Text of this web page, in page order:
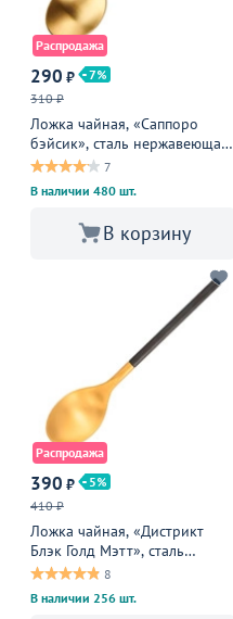
Распродажа
290 ₽
7
310 ₽
Ложка чайная, «Саппоро
бэйсик», сталь нержавеющая,
13,9 см, золотой, матовый
7
В наличии 480 шт.
В корзину
Распродажа
390 ₽
5
410 ₽
Ложка чайная, «Дистрикт
Блэк Голд Мэтт», сталь
нержавеющая, 30 мм,
золотой, черный
8
В наличии 256 шт.